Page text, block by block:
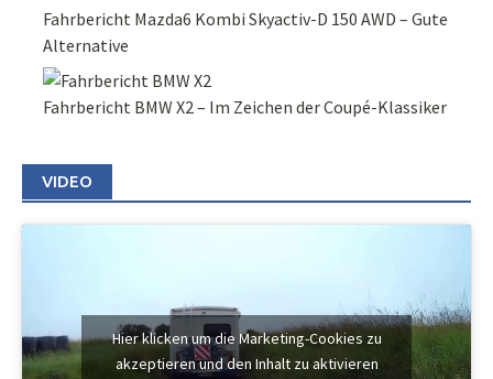
Fahrbericht Mazda6 Kombi Skyactiv-D 150 AWD – Gute
Alternative
Fahrbericht BMW X2 – Im Zeichen der Coupé-Klassiker
VIDEO
Hier klicken um die Marketing-Cookies zu
akzeptieren und den Inhalt zu aktivieren